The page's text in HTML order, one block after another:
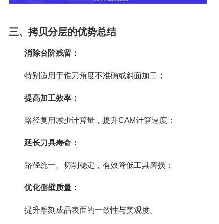
三、拷贝分层的优势总结
消除台阶残留：
特别适用于锥刀角度不准确或斜面加工；
提高加工效率：
路径复用减少计算量，提升CAM计算速度；
延长刀具寿命：
路径统一、切削稳定，有效降低工具磨损；
优化侧壁质量：
提升雕刻成品表面的一致性与美观度。